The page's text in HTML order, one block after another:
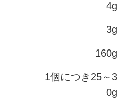
4g
3g
160g
1個につき25～3
0g